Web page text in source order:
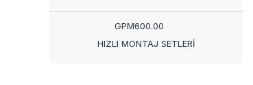
GPM600.00
HIZLI MONTAJ SETLERİ